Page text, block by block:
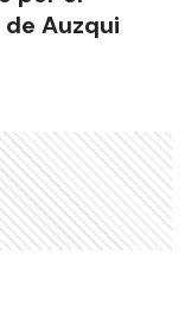
Auzqui